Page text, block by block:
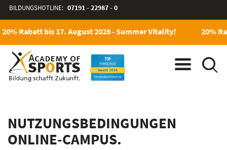
BILDUNGSHOTLINE: 07191 - 22987 - 0
20% Rabatt bis 17. August 2026 - Summer Vitality! 20%
NUTZUNGSBEDINGUNGEN
ONLINE-CAMPUS.